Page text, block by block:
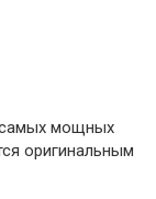
самых мощных
оригинальным